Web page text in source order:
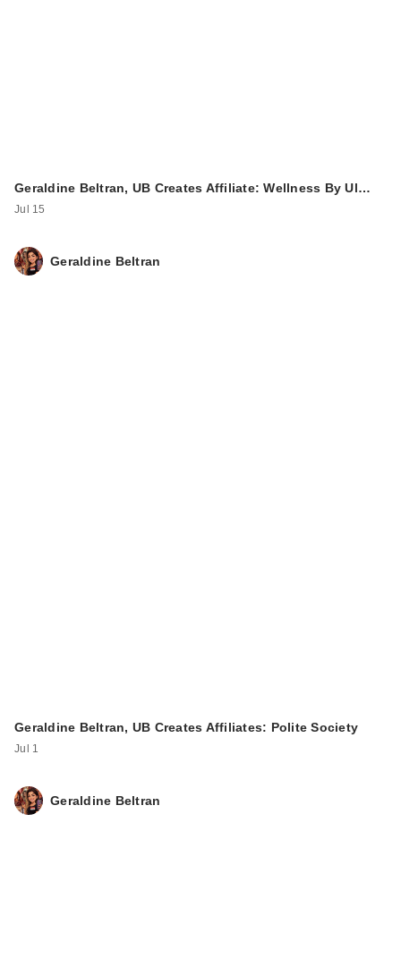
Geraldine Beltran, UB Creates Affiliate: Wellness By Ul…
Jul 15
Geraldine Beltran
Geraldine Beltran, UB Creates Affiliates: Polite Society
Jul 1
Geraldine Beltran